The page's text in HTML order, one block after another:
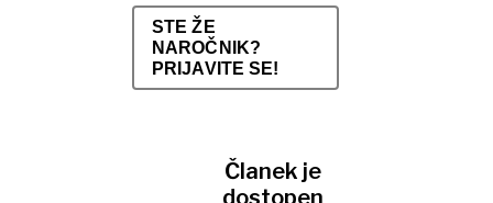
STE ŽE
NAROČNIK?
PRIJAVITE SE!
Članek je
dostopen